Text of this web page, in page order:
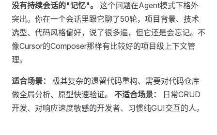
没有持续会话的"记忆"。
这个问题在Agent模式下格外
突出。你在一个会话里跟它聊了50轮，项目背景、技术
选型、代码风格偏好，说了很多遍，但它还是会忘记。不
像Cursor的Composer那样有比较好的项目级上下文管
理。
适合场景：
极其复杂的遗留代码重构、需要对代码仓库
做全局分析、原型快速验证。 不适合场景：
日常CRUD
开发、对响应速度敏感的开发者、习惯纯GUI交互的人。